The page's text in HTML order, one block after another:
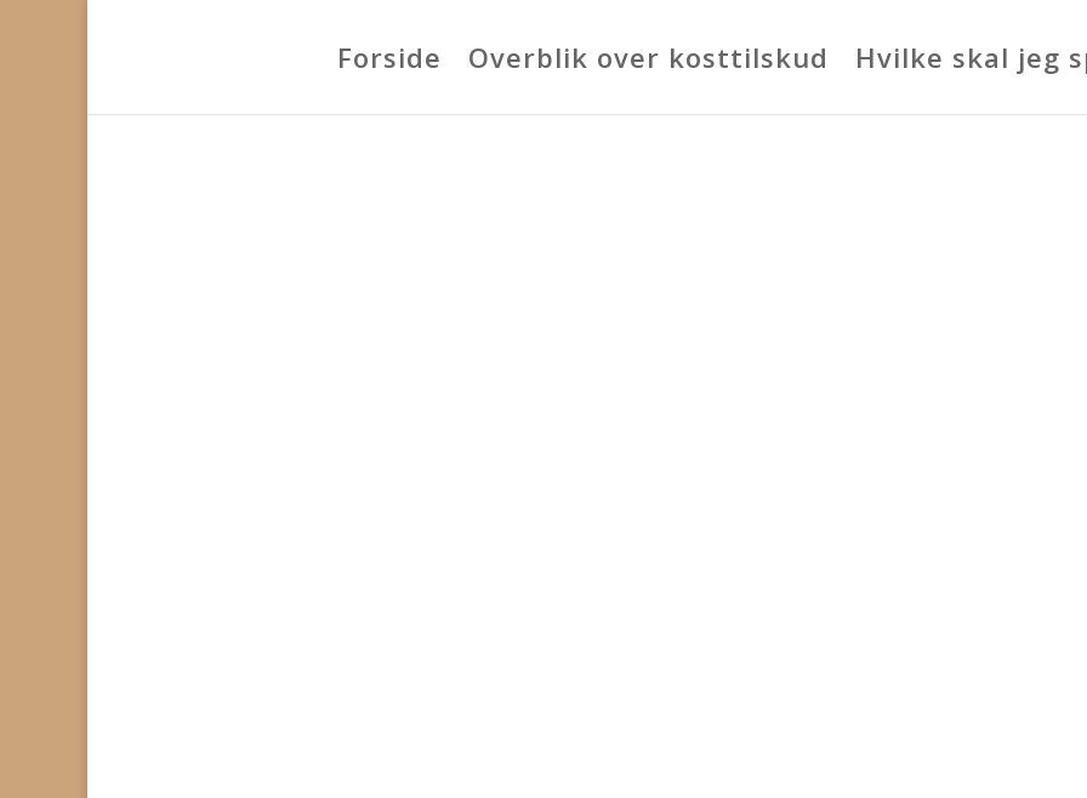
Forside Overblik over kosttilskud Hvilke skal jeg